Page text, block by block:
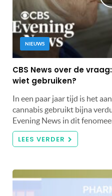
NIEUWS
CBS News over de
wiet gebruiken?
In een paar jaar tijd is het
cannabis gebruikt bijna
Evening News in dit
LEES VERDER